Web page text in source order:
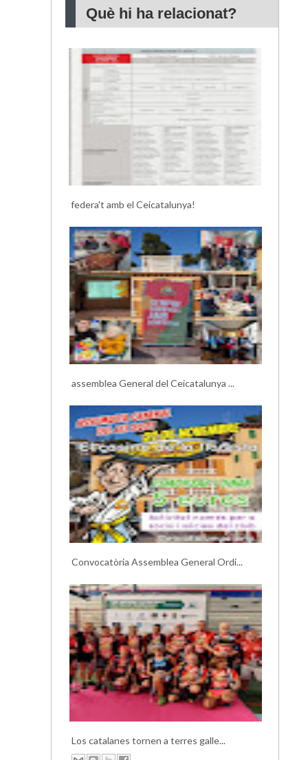
Què hi ha relacionat?
federa't amb el Ceicatalunya!
assemblea General del Ceicatalunya ...
Convocatòria Assemblea General Ordi...
Los catalanes tornen a terres galle...